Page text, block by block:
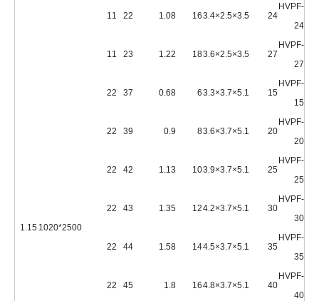
HVPF-
24
24
3.5×2.5×3.4
16
1.08
22
11
HVPF-
27
27
3.5×2.5×3.6
18
1.22
23
11
HVPF-
15
15
5.1×3.7×3.3
6
0.68
37
22
2500*1020
1.15
HVPF-
20
20
5.1×3.7×3.6
8
0.9
39
22
HVPF-
25
25
5.1×3.7×3.9
10
1.13
42
22
HVPF-
30
30
5.1×3.7×4.2
12
1.35
43
22
HVPF-
35
35
5.1×3.7×4.5
14
1.58
44
22
HVPF-
40
40
5.1×3.7×4.8
16
1.8
45
22